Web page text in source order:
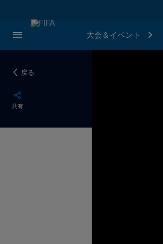
大会＆イベント
戻る
共有